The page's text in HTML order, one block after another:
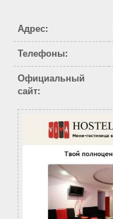
Адрес:
Телефоны:
Официальный
сайт: